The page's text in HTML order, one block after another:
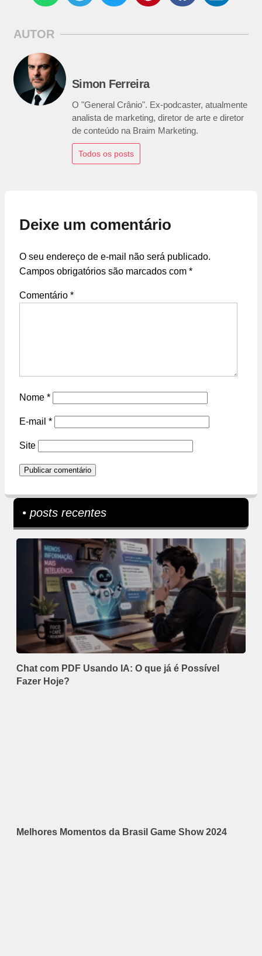
AUTOR
Simon Ferreira
O "General Crânio". Ex-podcaster, atualmente
analista de marketing, diretor de arte e diretor
de conteúdo na Braim Marketing.
Todos os posts
Deixe um comentário
O seu endereço de e-mail não será publicado.
Campos obrigatórios são marcados com *
Comentário *
Nome *
E-mail *
Site
• posts recentes
Chat com PDF Usando IA: O que já é Possível
Fazer Hoje?
Melhores Momentos da Brasil Game Show 2024